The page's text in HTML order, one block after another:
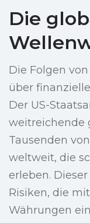
Die
Die Folgen
über
Der US-
weitreichende
Tausenden
weltweit, die
erleben.
Risiken, die
Währungen